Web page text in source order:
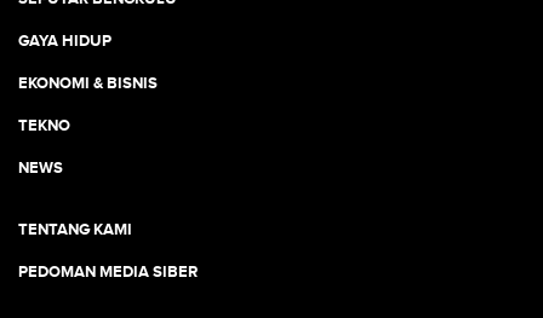
GAYA HIDUP
EKONOMI & BISNIS
TEKNO
NEWS
TENTANG KAMI
PEDOMAN MEDIA SIBER